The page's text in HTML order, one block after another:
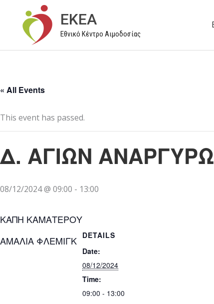
περιεχόμενο
EKEA
Εθνικό Κέντρο Αιμοδοσίας
« All Events
This event has passed.
Δ. ΑΓΙΩΝ
08/12/2024 @ 09:00 - 13:00
ΚΑΠΗ ΚΑΜΑΤΕΡΟΥ
ΑΜΑΛΙΑ ΦΛΕΜΙΓΚ DETAILS
Date:
08/12/2024
Time:
09:00 - 13:00